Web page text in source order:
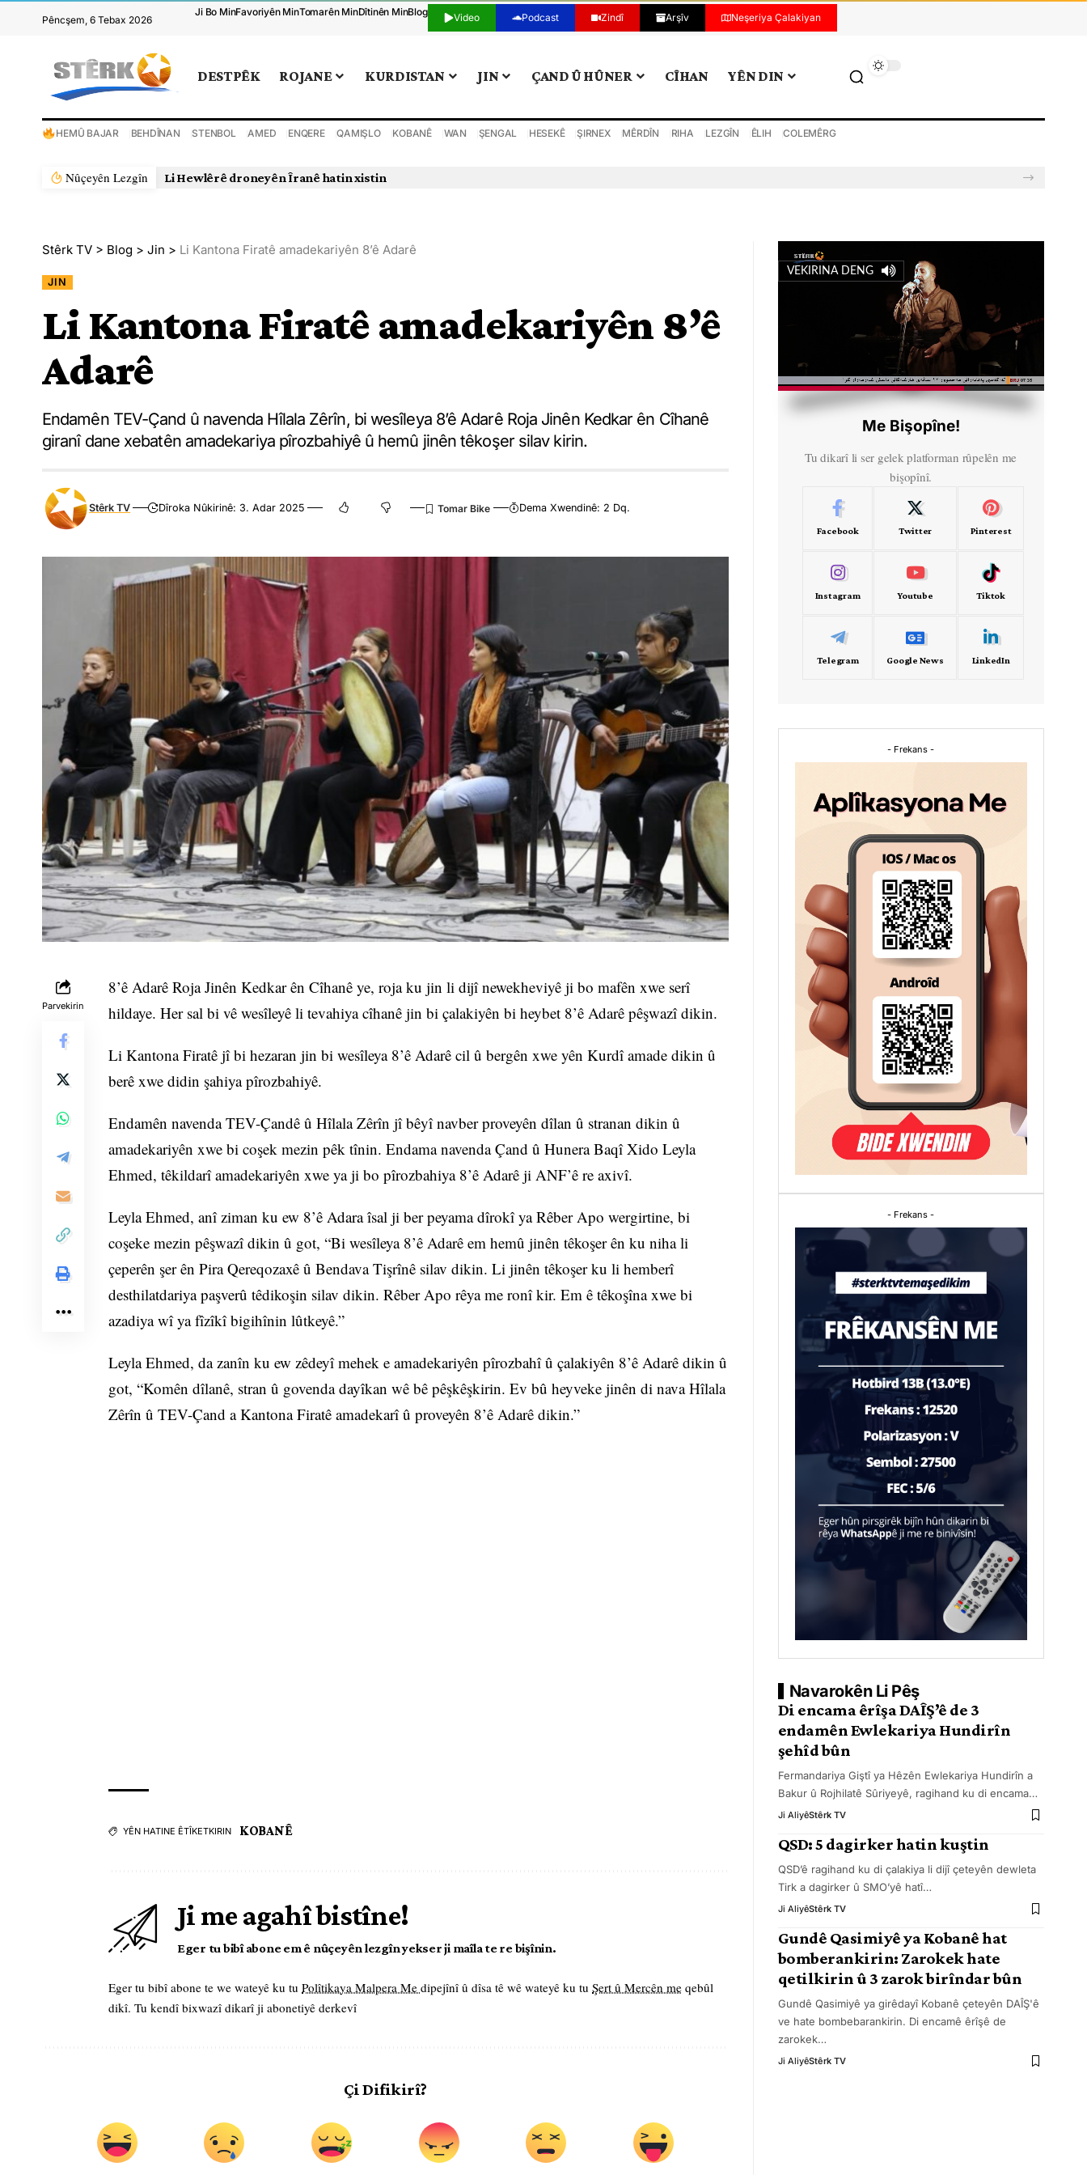
Pêncşem, 6 Tebax 2026
Ji Bo MinFavoriyên MinTomarên MinDîtinên MinBlog Video Podcast Zindî Arşîv Neşeriya Çalakiyan
DESTPÊK ROJANE KURDISTAN JIN ÇAND Û HÛNER CÎHAN YÊN DIN
HEMÛ BAJAR BEHDÎNAN STENBOL AMED ENQERE QAMIŞLO KOBANÊ WAN ŞENGAL HESEKÊ ŞIRNEX MÊRDÎN RIHA LEZGÎN ÊLIH COLEMÊRG
Nûçeyên Lezgîn Li Hewlêrê droneyên Îranê hatin xistin
Stêrk TV > Blog > Jin > Li Kantona Firatê amadekariyên 8’ê Adarê
JIN
Li Kantona Firatê amadekariyên 8’ê
Adarê
Endamên TEV-Çand û navenda Hîlala Zêrîn, bi wesîleya 8’ê Adarê Roja Jinên Kedkar ên Cîhanê
giranî dane xebatên amadekariya pîrozbahiyê û hemû jinên têkoşer silav kirin.
Stêrk TV Dîroka Nûkirinê: 3. Adar 2025 Dema Xwendinê: 2 Dq.
Parvekirin
8’ê Adarê Roja Jinên Kedkar ên Cîhanê ye, roja ku jin li dijî newekheviyê ji bo mafên xwe serî
hildaye. Her sal bi vê wesîleyê li tevahiya cîhanê jin bi çalakiyên bi heybet 8’ê Adarê pêşwazî dikin.
Li Kantona Firatê jî bi hezaran jin bi wesîleya 8’ê Adarê cil û bergên xwe yên Kurdî amade dikin û
berê xwe didin şahiya pîrozbahiyê.
Endamên navenda TEV-Çandê û Hîlala Zêrîn jî bêyî navber proveyên dîlan û stranan dikin û
amadekariyên xwe bi coşek mezin pêk tînin. Endama navenda Çand û Hunera Baqî Xido Leyla
Ehmed, têkildarî amadekariyên xwe ya ji bo pîrozbahiya 8’ê Adarê ji ANF’ê re axivî.
Leyla Ehmed, anî ziman ku ew 8’ê Adara îsal ji ber peyama dîrokî ya Rêber Apo wergirtine, bi
coşeke mezin pêşwazî dikin û got, “Bi wesîleya 8’ê Adarê em hemû jinên têkoşer ên ku niha li
çeperên şer ên Pira Qereqozaxê û Bendava Tişrînê silav dikin. Li jinên têkoşer ku li hemberî
desthilatdariya paşverû têdikoşin silav dikin. Rêber Apo rêya me ronî kir. Em ê têkoşîna xwe bi
azadiya wî ya fîzîkî bigihînin lûtkeyê.”
Leyla Ehmed, da zanîn ku ew zêdeyî mehek e amadekariyên pîrozbahî û çalakiyên 8’ê Adarê dikin û
got, “Komên dîlanê, stran û govenda dayîkan wê bê pêşkêşkirin. Ev bû heyveke jinên di nava Hîlala
Zêrîn û TEV-Çand a Kantona Firatê amadekarî û proveyên 8’ê Adarê dikin.”
YÊN HATINE ÊTÎKETKIRIN KOBANÊ
Ji me agahî bistîne!
Eger tu bibî abone em ê nûçeyên lezgîn yekser ji maîla te re bişînin.
Eger tu bibî abone te we wateyê ku tu Polîtikaya Malpera Me dipejînî û dîsa tê wê wateyê ku tu Şert û Mercên me qebûl
dikî. Tu kendî bixwazî dikarî ji abonetiyê derkevî
Çi Difikirî?
VEKIRINA DENG
Me Bişopîne!
Tu dikarî li ser gelek platforman rûpelên me
bişopînî.
Facebook Twitter Pinterest
Instagram Youtube Tiktok
Telegram Google News LinkedIn
- Frekans -
- Frekans -
Navarokên Li Pêş
Di encama êrîşa DAÎŞ’ê de 3
endamên Ewlekariya Hundirîn
şehîd bûn
Fermandariya Giştî ya Hêzên Ewlekariya Hundirîn a
Bakur û Rojhilatê Sûriyeyê, ragihand ku di encama…
Ji AliyêStêrk TV
QSD: 5 dagirker hatin kuştin
QSD’ê ragihand ku di çalakiya li dijî çeteyên dewleta
Tirk a dagirker û SMO’yê hatî…
Ji AliyêStêrk TV
Gundê Qasimiyê ya Kobanê hat
bomberankirin: Zarokek hate
qetilkirin û 3 zarok birîndar bûn
Gundê Qasimiyê ya girêdayî Kobanê çeteyên DAÎŞ'ê
ve hate bombebarankirin. Di encamê êrîşê de
zarokek…
Ji AliyêStêrk TV